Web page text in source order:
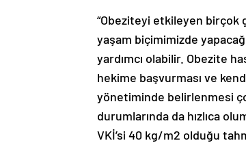
“Obeziteyi etkileyen birçok
yaşam biçimimizde
yardımcı olabilir. Obezite
hekime başvurması ve
yönetiminde belirlenmesi
durumlarında da hızlıca
VKİ’si 40 kg/m2 olduğu